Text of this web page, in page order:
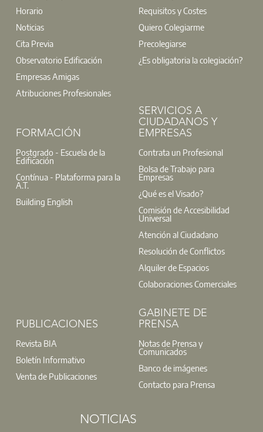
Horario
Noticias
Cita Previa
Observatorio Edificación
Empresas Amigas
Atribuciones Profesionales
Requisitos y Costes
Quiero Colegiarme
Precolegiarse
¿Es obligatoria la colegiación?
FORMACIÓN
Postgrado - Escuela de la
Edificación
Contínua - Plataforma para la
A.T.
Building English
SERVICIOS A
CIUDADANOS Y
EMPRESAS
Contrata un Profesional
Bolsa de Trabajo para
Empresas
¿Qué es el Visado?
Comisión de Accesibilidad
Universal
Atención al Ciudadano
Resolución de Conflictos
Alquiler de Espacios
Colaboraciones Comerciales
PUBLICACIONES
Revista BIA
Boletín Informativo
Venta de Publicaciones
GABINETE DE
PRENSA
Notas de Prensa y
Comunicados
Banco de imágenes
Contacto para Prensa
NOTICIAS